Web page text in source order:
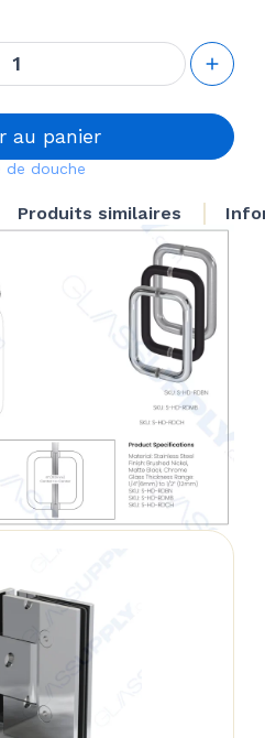
au panier
de douche
Produits similaires